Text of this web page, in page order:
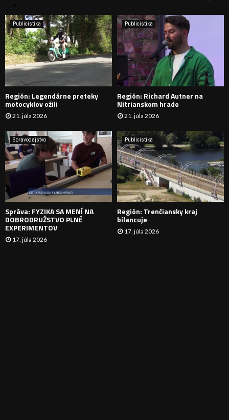
i
e
:
H
D
A
N
I
E
Publicistika
Región: Legendárne preteky
motocyklov ožili
21. júla 2026
Publicistika
Región: Richard Autner na
Nitrianskom hrade
21. júla 2026
Spravodajstvo
Správa: FYZIKA SA MENÍ NA
DOBRODRUŽSTVO PLNÉ
EXPERIMENTOV
17. júla 2026
Publicistika
Región: Trenčiansky kraj
bilancuje
17. júla 2026